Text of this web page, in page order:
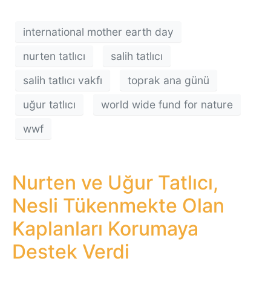
international mother earth day
nurten tatlıcı
salih tatlıcı
salih tatlıcı vakfı
toprak ana günü
uğur tatlıcı
world wide fund for nature
wwf
Nurten ve Uğur Tatlıcı,
Nesli Tükenmekte Olan
Kaplanları Korumaya
Destek Verdi